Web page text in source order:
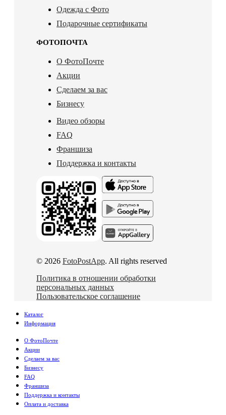
Одежда с Фото
Подарочные сертификаты
ФОТОПОЧТА
О ФотоПочте
Акции
Сделаем за вас
Бизнесу
Видео обзоры
FAQ
Франшиза
Поддержка и контакты
© 2026 FotoPostApp. All rights reserved
Политика в отношении обработки
персональных данных
Пользовательское соглашение
Каталог
Информация
О ФотоПочте
Акции
Сделаем за вас
Бизнесу
FAQ
Франшиза
Поддержка и контакты
Оплата и доставка